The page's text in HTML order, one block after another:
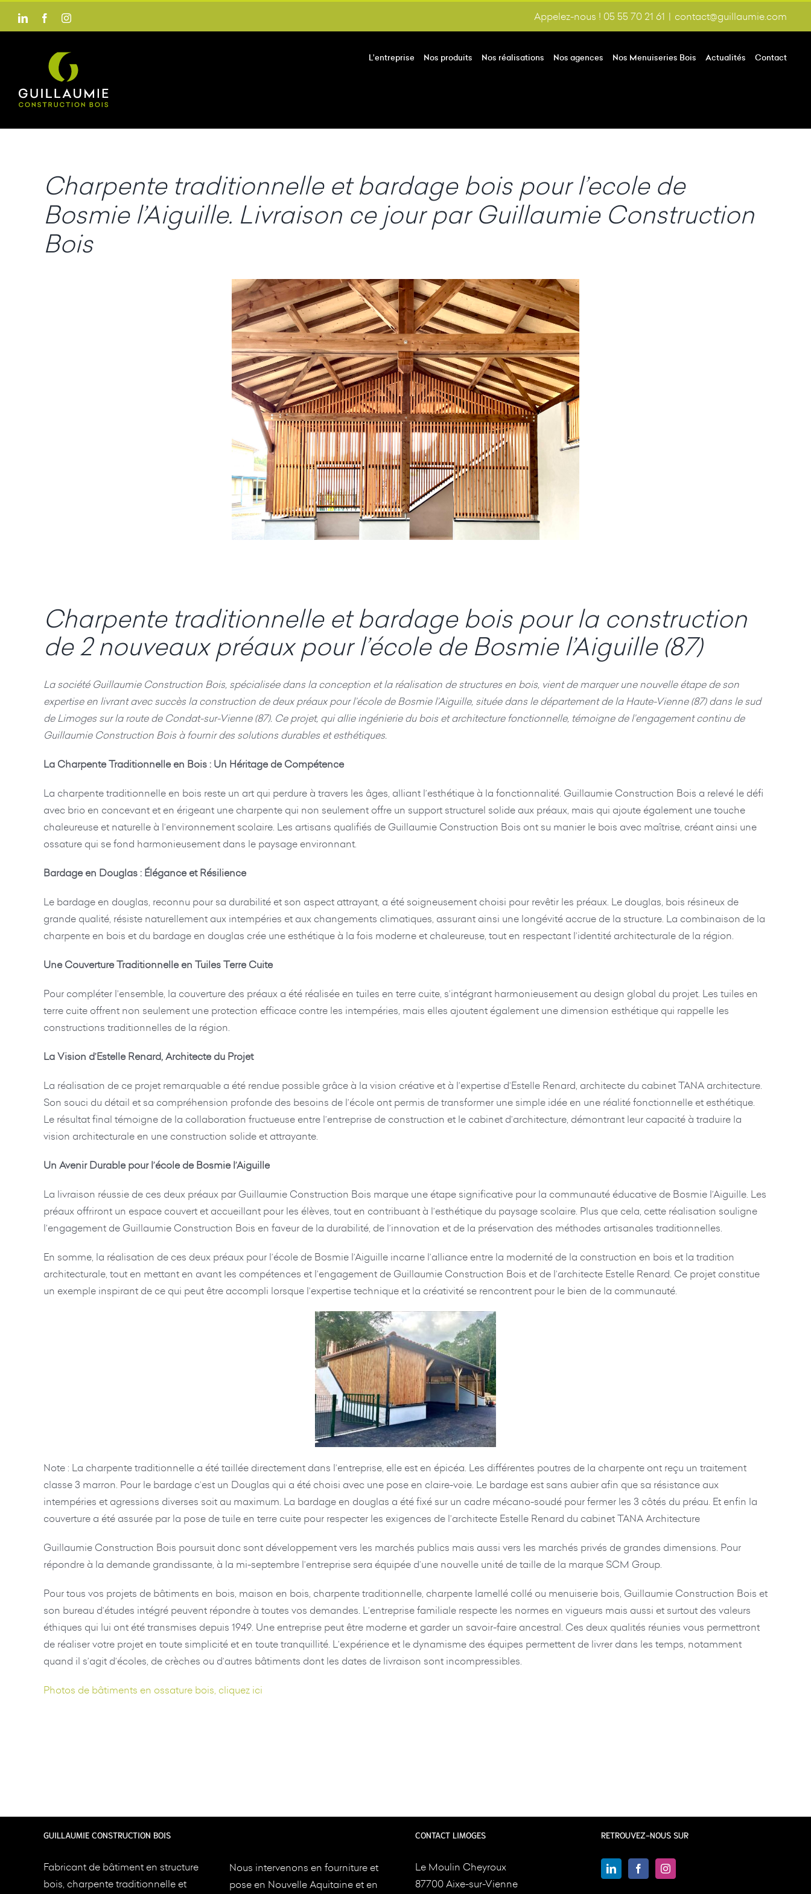
LinkedInFacebookInstagram Appelez-nous ! 05 55 70 21 61 | contact@guillaumie.com
L’entreprise Nos produits Nos réalisations Nos agences Nos Menuiseries Bois Actualités Contact
Charpente traditionnelle et bardage bois pour l’ecole de
Bosmie l’Aiguille. Livraison ce jour par Guillaumie Construction
Bois
Charpente traditionnelle et bardage bois pour la construction
de 2 nouveaux préaux pour l’école de Bosmie l’Aiguille (87)
La société Guillaumie Construction Bois, spécialisée dans la conception et la réalisation de structures en bois, vient de marquer une nouvelle étape de son
expertise en livrant avec succès la construction de deux préaux pour l’école de Bosmie l’Aiguille, située dans le département de la Haute-Vienne (87) dans le sud
de Limoges sur la route de Condat-sur-Vienne (87). Ce projet, qui allie ingénierie du bois et architecture fonctionnelle, témoigne de l’engagement continu de
Guillaumie Construction Bois à fournir des solutions durables et esthétiques.
La Charpente Traditionnelle en Bois : Un Héritage de Compétence
La charpente traditionnelle en bois reste un art qui perdure à travers les âges, alliant l’esthétique à la fonctionnalité. Guillaumie Construction Bois a relevé le défi
avec brio en concevant et en érigeant une charpente qui non seulement offre un support structurel solide aux préaux, mais qui ajoute également une touche
chaleureuse et naturelle à l’environnement scolaire. Les artisans qualifiés de Guillaumie Construction Bois ont su manier le bois avec maîtrise, créant ainsi une
ossature qui se fond harmonieusement dans le paysage environnant.
Bardage en Douglas : Élégance et Résilience
Le bardage en douglas, reconnu pour sa durabilité et son aspect attrayant, a été soigneusement choisi pour revêtir les préaux. Le douglas, bois résineux de
grande qualité, résiste naturellement aux intempéries et aux changements climatiques, assurant ainsi une longévité accrue de la structure. La combinaison de la
charpente en bois et du bardage en douglas crée une esthétique à la fois moderne et chaleureuse, tout en respectant l’identité architecturale de la région.
Une Couverture Traditionnelle en Tuiles Terre Cuite
Pour compléter l’ensemble, la couverture des préaux a été réalisée en tuiles en terre cuite, s’intégrant harmonieusement au design global du projet. Les tuiles en
terre cuite offrent non seulement une protection efficace contre les intempéries, mais elles ajoutent également une dimension esthétique qui rappelle les
constructions traditionnelles de la région.
La Vision d’Estelle Renard, Architecte du Projet
La réalisation de ce projet remarquable a été rendue possible grâce à la vision créative et à l’expertise d’Estelle Renard, architecte du cabinet TANA architecture.
Son souci du détail et sa compréhension profonde des besoins de l’école ont permis de transformer une simple idée en une réalité fonctionnelle et esthétique.
Le résultat final témoigne de la collaboration fructueuse entre l’entreprise de construction et le cabinet d’architecture, démontrant leur capacité à traduire la
vision architecturale en une construction solide et attrayante.
Un Avenir Durable pour l’école de Bosmie l’Aiguille
La livraison réussie de ces deux préaux par Guillaumie Construction Bois marque une étape significative pour la communauté éducative de Bosmie l’Aiguille. Les
préaux offriront un espace couvert et accueillant pour les élèves, tout en contribuant à l’esthétique du paysage scolaire. Plus que cela, cette réalisation souligne
l’engagement de Guillaumie Construction Bois en faveur de la durabilité, de l’innovation et de la préservation des méthodes artisanales traditionnelles.
En somme, la réalisation de ces deux préaux pour l’école de Bosmie l’Aiguille incarne l’alliance entre la modernité de la construction en bois et la tradition
architecturale, tout en mettant en avant les compétences et l’engagement de Guillaumie Construction Bois et de l’architecte Estelle Renard. Ce projet constitue
un exemple inspirant de ce qui peut être accompli lorsque l’expertise technique et la créativité se rencontrent pour le bien de la communauté.
Note : La charpente traditionnelle a été taillée directement dans l’entreprise, elle est en épicéa. Les différentes poutres de la charpente ont reçu un traitement
classe 3 marron. Pour le bardage c’est un Douglas qui a été choisi avec une pose en claire-voie. Le bardage est sans aubier afin que sa résistance aux
intempéries et agressions diverses soit au maximum. La bardage en douglas a été fixé sur un cadre mécano-soudé pour fermer les 3 côtés du préau. Et enfin la
couverture a été assurée par la pose de tuile en terre cuite pour respecter les exigences de l’architecte Estelle Renard du cabinet TANA Architecture
Guillaumie Construction Bois poursuit donc sont développement vers les marchés publics mais aussi vers les marchés privés de grandes dimensions. Pour
répondre à la demande grandissante, à la mi-septembre l’entreprise sera équipée d’une nouvelle unité de taille de la marque SCM Group.
Pour tous vos projets de bâtiments en bois, maison en bois, charpente traditionnelle, charpente lamellé collé ou menuiserie bois, Guillaumie Construction Bois et
son bureau d’études intégré peuvent répondre à toutes vos demandes. L’entreprise familiale respecte les normes en vigueurs mais aussi et surtout des valeurs
éthiques qui lui ont été transmises depuis 1949. Une entreprise peut être moderne et garder un savoir-faire ancestral. Ces deux qualités réunies vous permettront
de réaliser votre projet en toute simplicité et en toute tranquillité. L’expérience et le dynamisme des équipes permettent de livrer dans les temps, notamment
quand il s’agit d’écoles, de crèches ou d’autres bâtiments dont les dates de livraison sont incompressibles.
Photos de bâtiments en ossature bois, cliquez ici
GUILLAUMIE CONSTRUCTION BOIS
Fabricant de bâtiment en structure
bois, charpente traditionnelle et
Nous intervenons en fourniture et
pose en Nouvelle Aquitaine et en
CONTACT LIMOGES
Le Moulin Cheyroux
87700 Aixe-sur-Vienne
RETROUVEZ-NOUS SUR